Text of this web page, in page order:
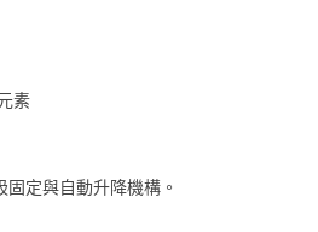
素
定與自動升降機構。